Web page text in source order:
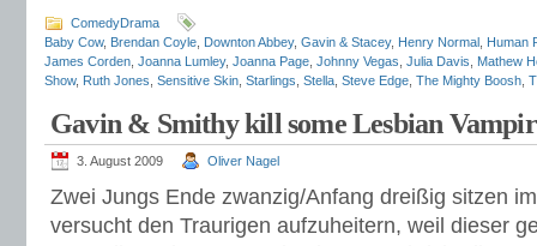
ComedyDrama
Baby Cow, Brendan Coyle Downton Abbey, Gavin & Stacey, Henry Normal Human
James Corden Joanna Lumley, Joanna Page Johnny Vegas Julia Davis
Mathew
Show, Ruth Jones Sensitive Skin Starlings Stella Steve Edge The Mighty Boosh
Gavin & Smithy kill some Lesbian
3. August 2009 Oliver Nagel
Zwei Jungs Ende zwanzig/Anfang dreißig sitzen
versucht den Traurigen aufzuheitern, weil dieser